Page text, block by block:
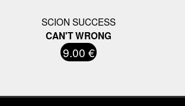
SCION SUCCESS
CAN'T WRONG
9.00 €